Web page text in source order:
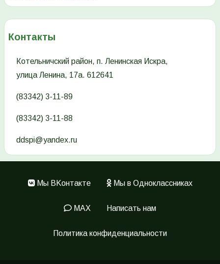
Контакты
Котельничский район, п. Ленинская Искра,
улица Ленина, 17а. 612641
(83342) 3-11-89
(83342) 3-11-88
ddspi@yandex.ru
Меню
Мы ВKонтакте Мы в Одноклассниках
MAX Написать нам
Политика конфиденциальности